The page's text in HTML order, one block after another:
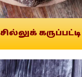
சில்லுக் கருப்பட்டி